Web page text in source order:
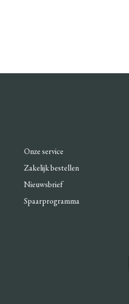
Onze service
Zakelijk bestellen
Nieuwsbrief
Spaarprogramma